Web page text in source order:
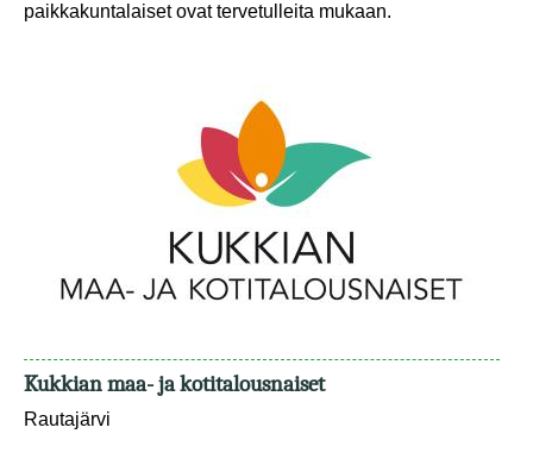
paikkakuntalaiset ovat tervetulleita mukaan.
Kukkian maa- ja kotitalousnaiset
Rautajärvi